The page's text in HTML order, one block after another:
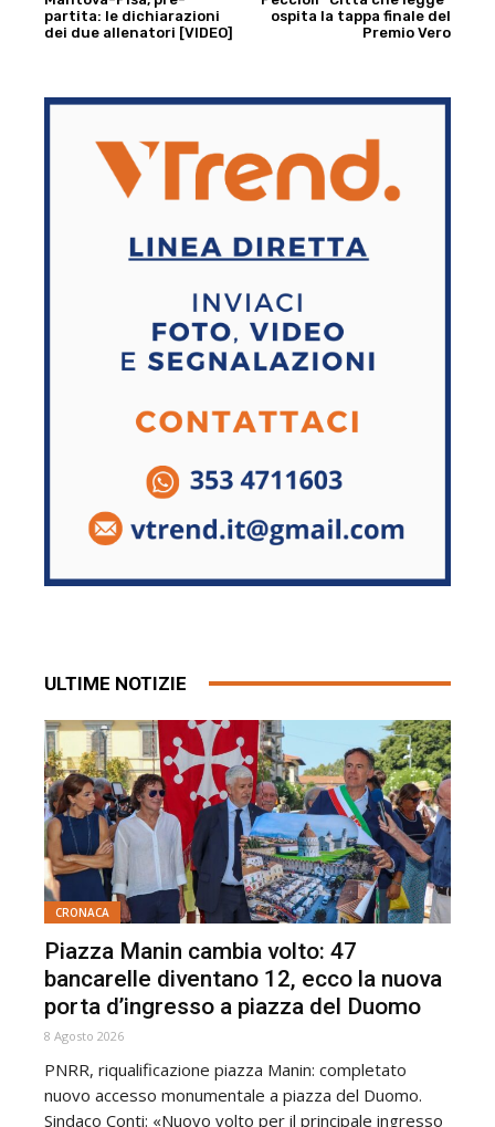
partita: le dichiarazioni
dei due allenatori [VIDEO]
ospita la tappa finale del
Premio Vero
ULTIME NOTIZIE
CRONACA
Piazza Manin cambia volto: 47
bancarelle diventano 12, ecco la nuova
porta d’ingresso a piazza del Duomo
8 Agosto 2026
PNRR, riqualificazione piazza Manin: completato
nuovo accesso monumentale a piazza del Duomo.
Sindaco Conti: «Nuovo volto per il principale ingresso